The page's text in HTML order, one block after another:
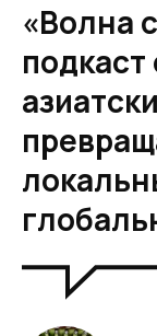
«Волна
подкаст